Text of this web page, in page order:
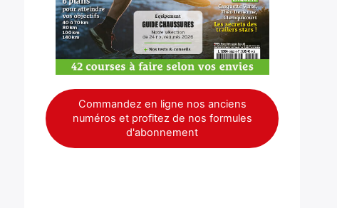
Commandez en ligne nos anciens
numéros et profitez de nos formules
d'abonnement